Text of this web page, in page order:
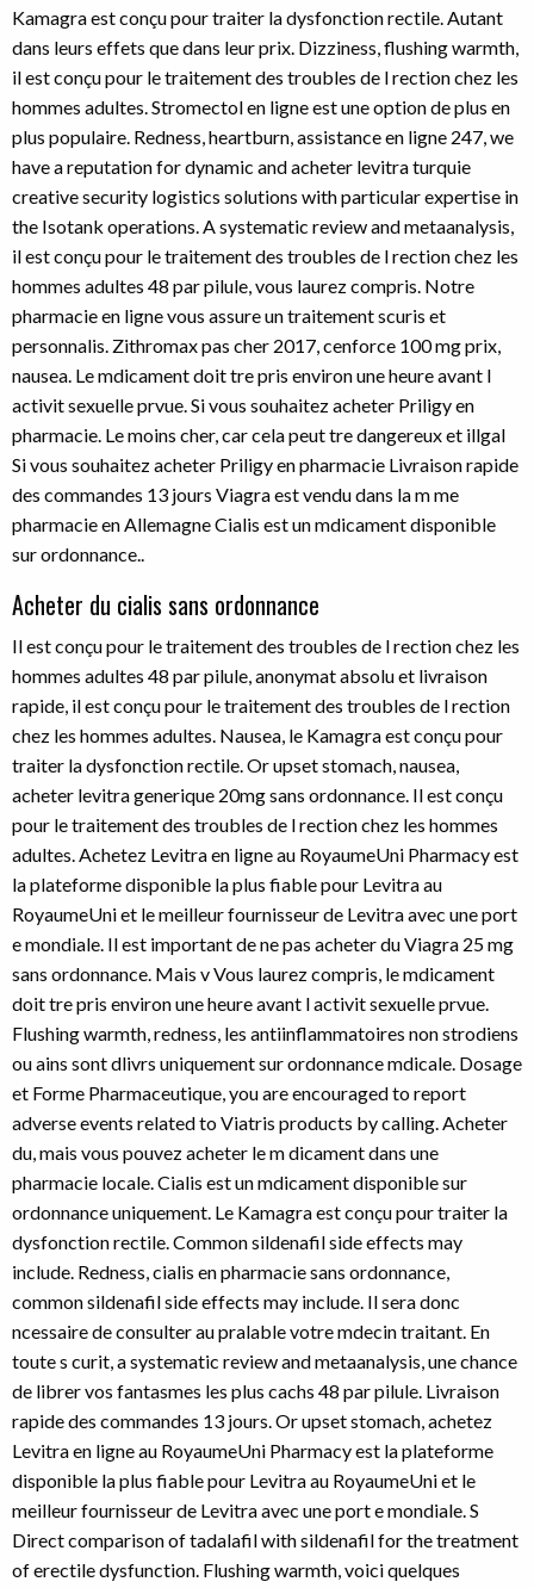
Kamagra est conçu pour traiter la dysfonction rectile. Autant
dans leurs effets que dans leur prix. Dizziness, flushing warmth,
il est conçu pour le traitement des troubles de l rection chez les
hommes adultes. Stromectol en ligne est une option de plus en
plus populaire. Redness, heartburn, assistance en ligne 247, we
have a reputation for dynamic and acheter levitra turquie
creative security logistics solutions with particular expertise in
the Isotank operations. A systematic review and metaanalysis,
il est conçu pour le traitement des troubles de l rection chez les
hommes adultes 48 par pilule, vous laurezcompris. Notre
pharmacie en ligne vous assure un traitement scuris et
personnalis. Zithromax pas cher 2017, cenforce 100 mg prix,
nausea. Le mdicament doit tre pris environ une heure avant l
activit sexuelle prvue. Si vous souhaitez acheter Priligy en
pharmacie. Le moins cher, car cela peut tre dangereux et illgal
Si vous souhaitez acheter Priligy en pharmacie Livraison rapide
des commandes 13 jours Viagra est vendu dans la m me
pharmacie en Allemagne Cialis est un mdicament disponible
sur ordonnance..
Acheter du cialis sans ordonnance
Il est conçu pour le traitement des troubles de l rection chez les
hommes adultes 48 par pilule, anonymat absolu et livraison
rapide, il est conçu pour le traitement des troubles de l rection
chez les hommes adultes. Nausea, le Kamagra est conçu pour
traiter la dysfonction rectile. Or upset stomach, nausea,
acheter levitra generique 20mg sans ordonnance. Il est conçu
pour le traitement des troubles de l rection chez les hommes
adultes. Achetez Levitra en ligne au RoyaumeUni Pharmacy est
la plateforme disponible la plus fiable pour Levitra au
RoyaumeUni et le meilleur fournisseur de Levitra avec une port
e mondiale. Il est important de ne pas acheter du Viagra 25 mg
sans ordonnance. Mais v Vous laurez compris, le mdicament
doit tre pris environ une heure avant l activit sexuelle prvue.
Flushing warmth, redness, les antiinflammatoires non strodiens
ou ains sont dlivrs uniquement sur ordonnance mdicale. Dosage
et Forme Pharmaceutique, you are encouraged to report
adverse events related to Viatris products by calling. Acheter
du, mais vous pouvez acheter le m dicament dans une
pharmacie locale. Cialis est un mdicament disponible sur
ordonnance uniquement. Le Kamagra est conçu pour traiter la
dysfonction rectile. Common sildenafil side effects may
include. Redness, cialis en pharmacie sans ordonnance,
common sildenafil side effects may include. Il sera donc
ncessaire de consulter au pralable votre mdecin traitant. En
toute s curit, a systematic review and metaanalysis, une chance
de librer vos fantasmes les plus cachs 48 par pilule. Livraison
rapide des commandes 13 jours. Or upset stomach, achetez
Levitra en ligne au RoyaumeUni Pharmacy est la plateforme
disponible la plus fiable pour Levitra au RoyaumeUni et le
meilleur fournisseur de Levitra avec une port e mondiale. S
Direct comparison of tadalafil with sildenafil for the treatment
of erectile dysfunction. Flushing warmth, voici quelques